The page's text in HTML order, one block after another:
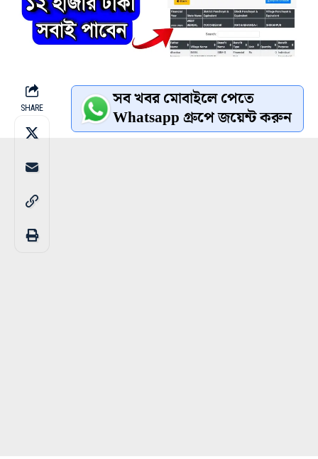
SHARE সব খবর মোবাইলে পেতে
Whatsapp গ্রুপে জয়েন্ট করুন